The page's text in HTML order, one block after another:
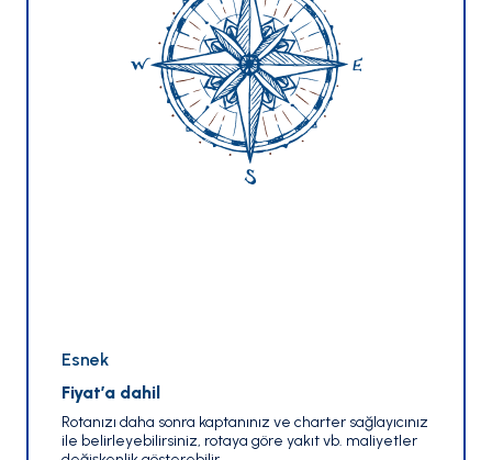
Esnek
Fiyat’a dahil
Rotanızı daha sonra kaptanınız ve charter sağlayıcınız
ile belirleyebilirsiniz, rotaya göre yakıt vb. maliyetler